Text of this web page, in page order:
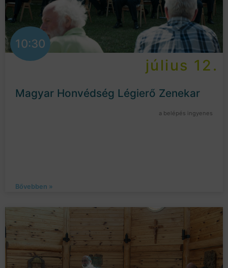
10:30
július 12.
Magyar Honvédség Légierő Zenekar
a belépés ingyenes
Bővebben »